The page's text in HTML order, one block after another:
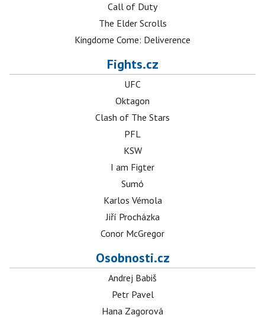
Call of Duty
The Elder Scrolls
Kingdome Come: Deliverence
Fights.cz
UFC
Oktagon
Clash of The Stars
PFL
KSW
I am Figter
Sumó
Karlos Vémola
Jiří Procházka
Conor McGregor
Osobnosti.cz
Andrej Babiš
Petr Pavel
Hana Zagorová